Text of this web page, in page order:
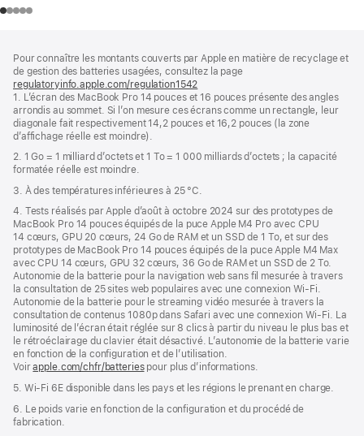
de
page
de
bas
de
page
Pour connaître les montants couverts par Apple en matière de recyclage et
de gestion des batteries usagées, consultez la page
regulatoryinfo.apple.com/regulation1542
dans
une
nouvelle
1. L’écran des MacBook Pro 14 pouces et 16 pouces présente des angles
arrondis au sommet. Si l’on mesure ces écrans comme un rectangle, leur
diagonale fait respectivement 14,2 pouces et 16,2 pouces (la zone
d’affichage réelle est moindre).
2. 1 Go = 1 milliard d’octets et 1 To = 1 000 milliards d’octets ; la capacité
formatée réelle est moindre.
3. À des températures inférieures à 25 °C.
4. Tests réalisés par Apple d’août à octobre 2024 sur des prototypes de
MacBook Pro 14 pouces équipés de la puce Apple M4 Pro avec CPU
14 cœurs, GPU 20 cœurs, 24 Go de RAM et un SSD de 1 To, et sur des
prototypes de MacBook Pro 14 pouces équipés de la puce Apple M4 Max
avec CPU 14 cœurs, GPU 32 cœurs, 36 Go de RAM et un SSD de 2 To.
Autonomie de la batterie pour la navigation web sans fil mesurée à travers
la consultation de 25 sites web populaires avec une connexion Wi-Fi.
Autonomie de la batterie pour le streaming vidéo mesurée à travers la
consultation de contenus 1080p dans Safari avec une connexion Wi-Fi. La
luminosité de l’écran était réglée sur 8 clics à partir du niveau le plus bas et
le rétroéclairage du clavier était désactivé. L’autonomie de la batterie varie
en fonction de la configuration et de l’utilisation.
Voirapple.com/chfr/batteriespour plus d’informations.
5. Wi-Fi 6E disponible dans les pays et les régions le prenant en charge.
6. Le poids varie en fonction de la configuration et du procédé de
fabrication.